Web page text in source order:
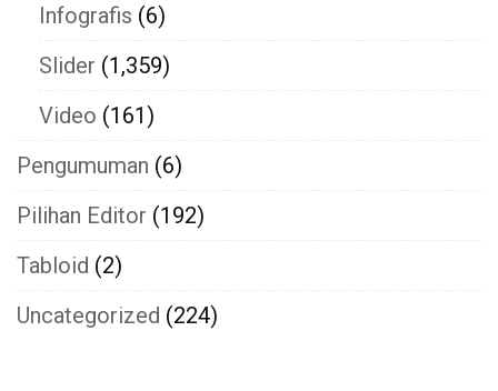
Infografis (6)
Slider (1,359)
Video (161)
Pengumuman (6)
Pilihan Editor (192)
Tabloid (2)
Uncategorized (224)